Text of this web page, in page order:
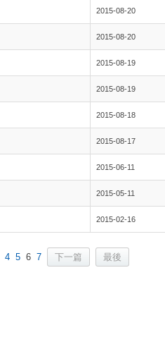
2015-08-20
2015-08-20
2015-08-19
2015-08-19
2015-08-18
2015-08-17
2015-06-11
2015-05-11
2015-02-16
4 5 6 7 下一篇 最後